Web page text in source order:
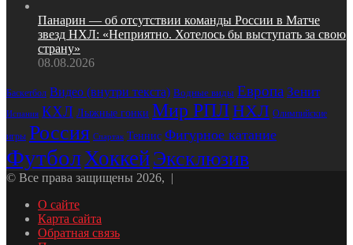
Панарин — об отсутствии команды России в Матче
звезд НХЛ: «Неприятно. Хотелось бы выступать за свою
страну»
08.08.2026
Баскетбол Видео (внутри текста) Водные виды Европа Зенит
Испания КХЛ Лыжные гонки Мир РПЛНХЛ Олимпийские
игры Россия Спартак Теннис Фигурное катание
ФутболХоккейЭксклюзив
© Все права защищены 2026, |
О сайте
Карта сайта
Обратная связь